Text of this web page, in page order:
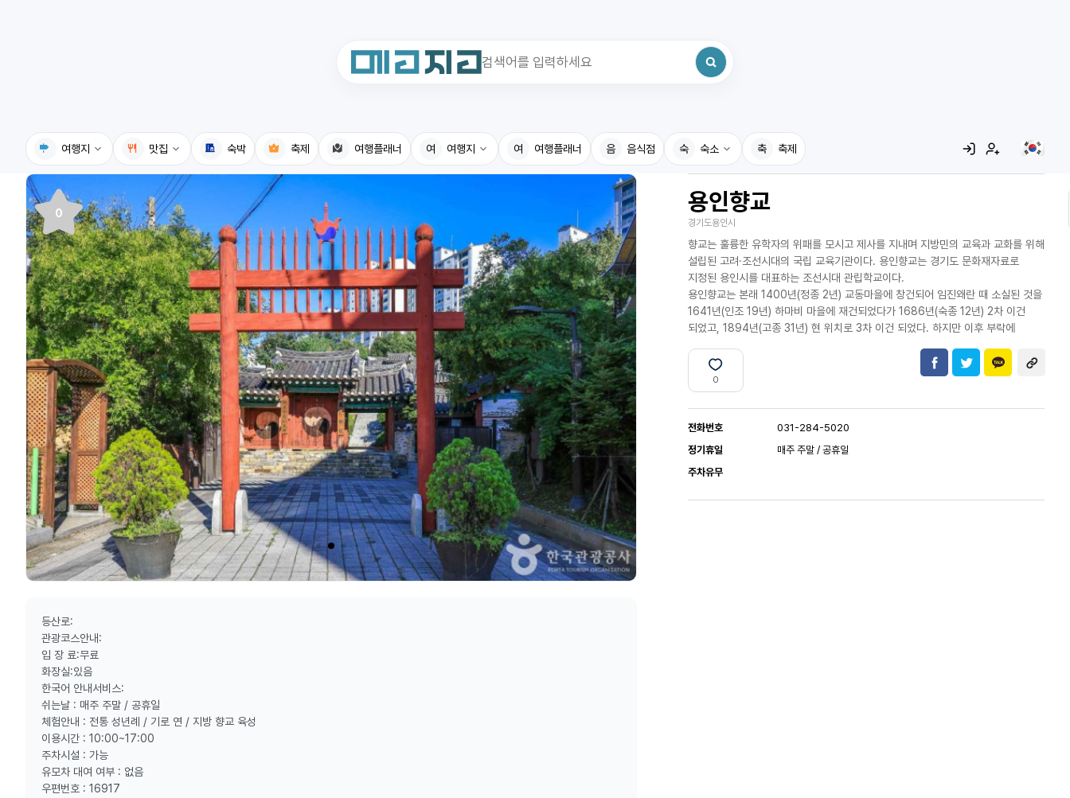
여행지
국내여행지
휴게소
전기충전소
식물도감
맛집
국내맛집
고수의레시피
음식용어사전
숙박 축제 여행플래너 여 여행지
휴게소
전기충전소
식물도감
여 여행플래너 음 음식점 숙 숙소
국내맛집
고수의레시피
음식용어사전
축 축제
최근 검색어가 없습니다.
용인향교
경기도용인시
향교는 훌륭한 유학자의 위패를 모시고 제사를 지내며 지방민의 교육과 교화를 위해
설립된 고려·조선시대의 국립 교육기관이다. 용인향교는 경기도 문화재자료로
지정된 용인시를 대표하는 조선시대 관립학교이다.
용인향교는 본래 1400년(정종 2년) 교동마을에 창건되어 임진왜란 때 소실된 것을
1641년(인조 19년) 하마비 마을에 재건되었다가 1686년(숙종 12년) 2차 이건
되었고, 1894년(고종 31년) 현 위치로 3차 이건 되었다. 하지만 이후 부락에
0
전화번호
031-284-5020
정기휴일
매주 주말 / 공휴일
주차유무
0
등산로:
관광코스안내:
입 장 료:무료
화장실:있음
한국어 안내서비스:
쉬는날 : 매주 주말 / 공휴일
체험안내 : 전통 성년례 / 기로 연 / 지방 향교 육성
이용시간 : 10:00~17:00
주차시설 : 가능
유모차 대여 여부 : 없음
우편번호 : 16917